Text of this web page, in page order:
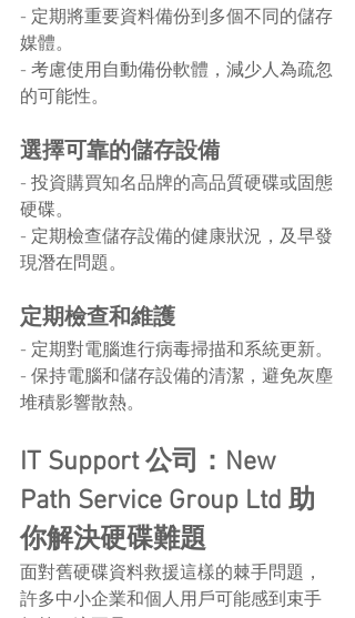
- 定期將重要資料備份到多個不同的儲存
媒體。
- 考慮使用自動備份軟體，減少人為疏忽
的可能性。
選擇可靠的儲存設備
- 投資購買知名品牌的高品質硬碟或固態
硬碟。
- 定期檢查儲存設備的健康狀況，及早發
現潛在問題。
定期檢查和維護
- 定期對電腦進行病毒掃描和系統更新。
- 保持電腦和儲存設備的清潔，避免灰塵
堆積影響散熱。
IT Support 公司：New
Path Service Group Ltd 助
你解決硬碟難題
面對舊硬碟資料救援這樣的棘手問題，
許多中小企業和個人用戶可能感到束手